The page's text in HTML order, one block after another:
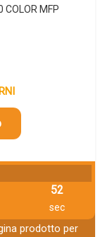
COLOR MFP
51
sec
prodotto per